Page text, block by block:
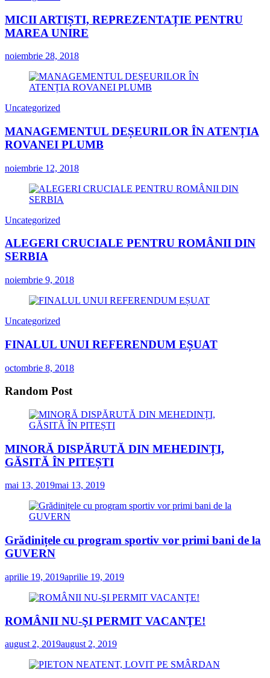
MICII ARTIȘTI, REPREZENTAȚIE PENTRU
MAREA UNIRE
noiembrie 28, 2018
Uncategorized
MANAGEMENTUL DEȘEURILOR ÎN ATENȚIA
ROVANEI PLUMB
noiembrie 12, 2018
Uncategorized
ALEGERI CRUCIALE PENTRU ROMÂNII DIN
SERBIA
noiembrie 9, 2018
Uncategorized
FINALUL UNUI REFERENDUM EȘUAT
octombrie 8, 2018
Random Post
MINORĂ DISPĂRUTĂ DIN MEHEDINȚI,
GĂSITĂ ÎN PITEȘTI
mai 13, 2019mai 13, 2019
Grădinițele cu program sportiv vor primi bani de la
GUVERN
aprilie 19, 2019aprilie 19, 2019
ROMÂNII NU-ŞI PERMIT VACANŢE!
august 2, 2019august 2, 2019